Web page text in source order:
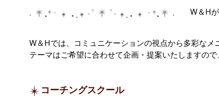
W＆H
W＆Hでは、コミュニケーションの視点から多彩な
テーマはご希望に合わせて企画・提案いたしますの
コーチングスクール